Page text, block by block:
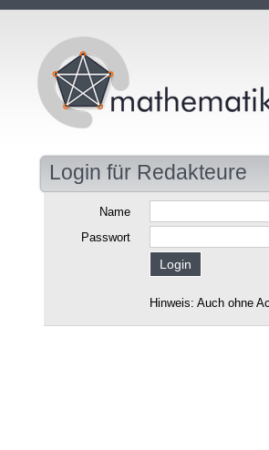
Login für Redakteure
Name
Passwort
Hinweis: Auch ohne